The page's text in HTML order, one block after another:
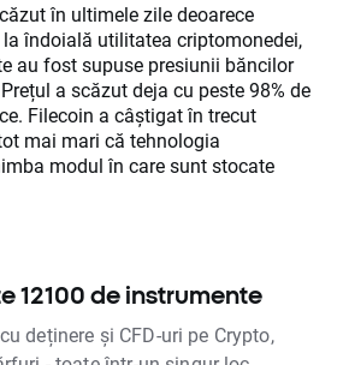
în ultimele zile deoarece
îndoială utilitatea criptomonedei,
au fost supuse presiunii băncilor
a scăzut deja cu peste 98% de
Filecoin a câștigat în trecut
mai mari că tehnologia
modul în care sunt stocate
12100 de instrumente
deținere și CFD-uri pe Crypto,